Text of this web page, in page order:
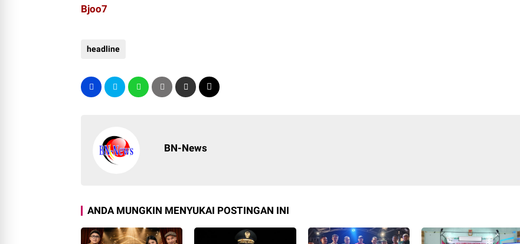
Bjoo7
headline
BN-News
ANDA MUNGKIN MENYUKAI POSTINGAN INI